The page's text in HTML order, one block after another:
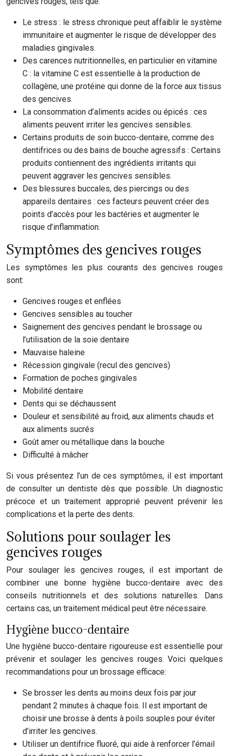
Le stress : le stress chronique peut affaiblir le système
immunitaire et augmenter le risque de développer des
maladies gingivales.
Des carences nutritionnelles, en particulier en vitamine
C : la vitamine C est essentielle à la production de
collagène, une protéine qui donne de la force aux tissus
des gencives.
La consommation d’aliments acides ou épicés : ces
aliments peuvent irriter les gencives sensibles.
Certains produits de soin bucco-dentaire, comme des
dentifrices ou des bains de bouche agressifs : Certains
produits contiennent des ingrédients irritants qui
peuvent aggraver les gencives sensibles.
Des blessures buccales, des piercings ou des
appareils dentaires : ces facteurs peuvent créer des
points d’accès pour les bactéries et augmenter le
risque d’inflammation.
Symptômes des gencives rouges
Les symptômes les plus courants des gencives rouges
sont:
Gencives rouges et enflées
Gencives sensibles au toucher
Saignement des gencives pendant le brossage ou
l’utilisation de la soie dentaire
Mauvaise haleine
Récession gingivale (recul des gencives)
Formation de poches gingivales
Mobilité dentaire
Dents qui se déchaussent
Douleur et sensibilité au froid, aux aliments chauds et
aux aliments sucrés
Goût amer ou métallique dans la bouche
Difficulté à mâcher
Si vous présentez l’un de ces symptômes, il est important
de consulter un dentiste dès que possible. Un diagnostic
précoce et un traitement approprié peuvent prévenir les
complications et la perte des dents.
Solutions pour soulager les
gencives rouges
Pour soulager les gencives rouges, il est important de
combiner une bonne hygiène bucco-dentaire avec des
conseils nutritionnels et des solutions naturelles. Dans
certains cas, un traitement médical peut être nécessaire.
Hygiène bucco-dentaire
Une hygiène bucco-dentaire rigoureuse est essentielle pour
prévenir et soulager les gencives rouges. Voici quelques
recommandations pour un brossage efficace:
Se brosser les dents au moins deux fois par jour
pendant 2 minutes à chaque fois. Il est important de
choisir une brosse à dents à poils souples pour éviter
d’irriter les gencives.
Utiliser un dentifrice fluoré, qui aide à renforcer l’émail